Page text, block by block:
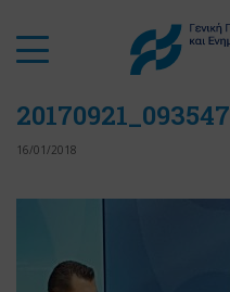
20170921_093547
16/01/2018